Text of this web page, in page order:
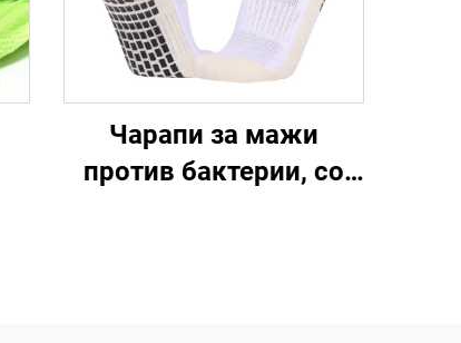
Чарапи за мажи
против бактерии, со